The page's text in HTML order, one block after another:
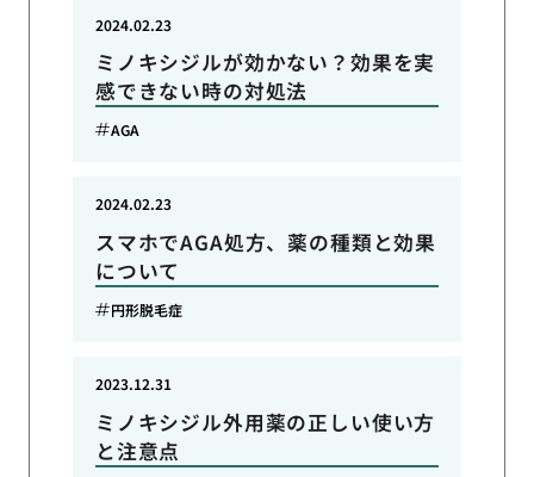
ミノキシジルが効かない？効果を実
感できない時の対処法
2024.02.23
AGA
スマホでAGA処方、薬の種類と効果
について
2024.02.23
円形脱毛症
ミノキシジル外用薬の正しい使い方
と注意点
2023.12.31